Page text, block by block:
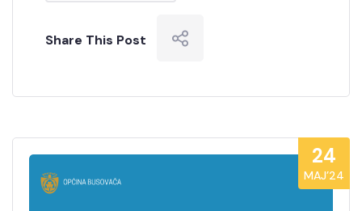
Share This Post
24
MAJ’24